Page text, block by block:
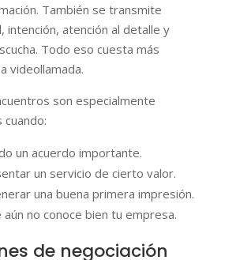
También se transmite
intención, atención al detalle y
Todo eso cuesta más
videollamada.
son especialmente
un acuerdo importante.
un servicio de cierto valor.
una buena primera impresión.
no conoce bien tu empresa.
de negociación